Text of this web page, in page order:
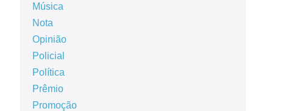
Música
Nota
Opinião
Policial
Política
Prêmio
Promoção